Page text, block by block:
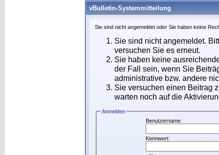
vBulletin-Systemmitteilung
Sie sind nicht angemeldet oder Sie haben keine
Sie sind nicht angemeldet.
versuchen Sie es erneut.
Sie haben keine
der Fall sein, wenn Sie
administrative bzw. andere
Sie versuchen einen Beitrag
warten noch auf die
Anmelden
Benutzername:
Kennwort: